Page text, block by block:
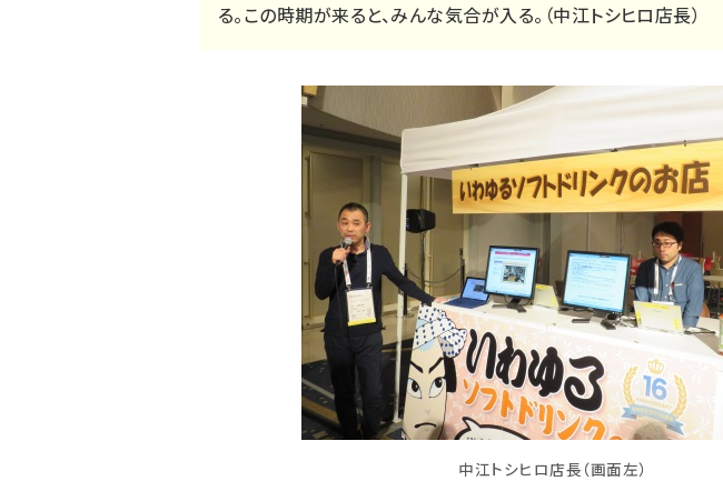
る。この時期が来ると、みんな気合が入る。（中江トシヒロ店長）
中江トシヒロ店長（画面左）